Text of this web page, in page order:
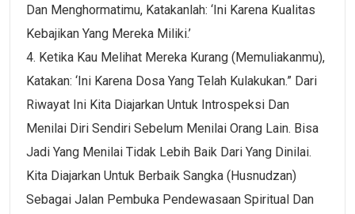
Dan Menghormatimu, Katakanlah: ‘Ini Karena Kualitas
Kebajikan Yang Mereka Miliki.’
4. Ketika Kau Melihat Mereka Kurang (memuliakanmu),
Katakan: ‘Ini Karena Dosa Yang Telah Kulakukan.” Dari
Riwayat Ini Kita Diajarkan Untuk Introspeksi Dan
Menilai Diri Sendiri Sebelum Menilai Orang Lain. Bisa
Jadi Yang Menilai Tidak Lebih Baik Dari Yang Dinilai.
Kita Diajarkan Untuk Berbaik Sangka (husnudzan)
Sebagai Jalan Pembuka Pendewasaan Spiritual Dan